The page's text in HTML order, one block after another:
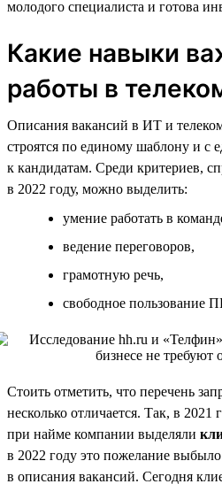
молодого специалиста и готова
Какие навыки
работы в
Описания вакансий в ИТ и
строятся по единому шаблону и с
к кандидатам. Среди критериев,
в 2022 году, можно выделить:
умение работать в
ведение переговоров,
грамотную речь,
свободное пользование
Стоить отметить, что перечень
несколько отличается. Так, в
при найме компании выделяли
в 2022 году это пожелание
в описания вакансий. Сегодня